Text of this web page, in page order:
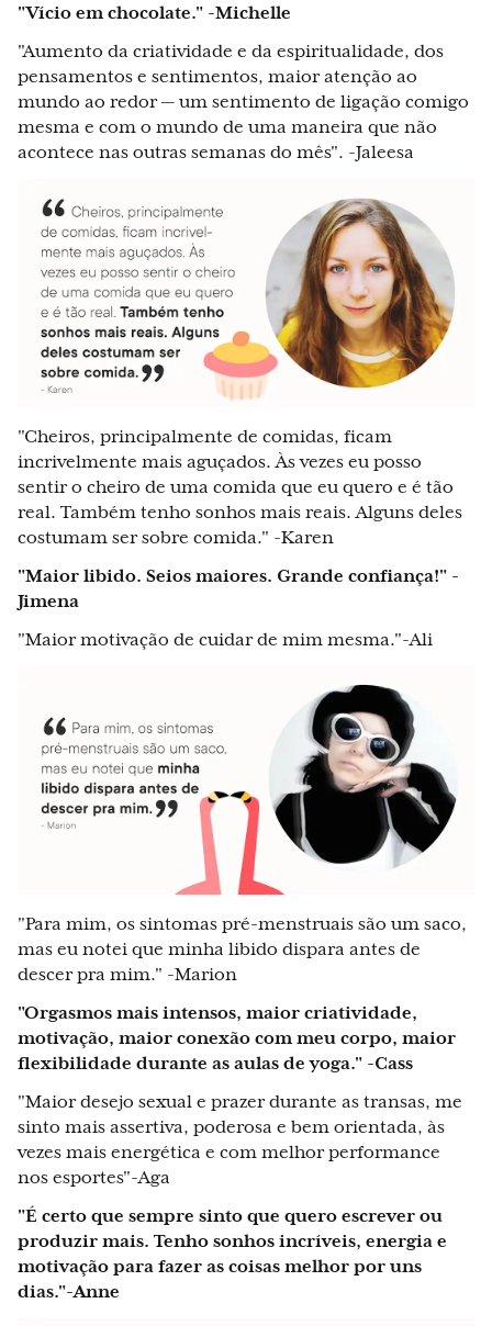
"Vício em chocolate." -Michelle
"Aumento da criatividade e da espiritualidade, dos
pensamentos e sentimentos, maior atenção ao
mundo ao redor — um sentimento de ligação comigo
mesma e com o mundo de uma maneira que não
acontece nas outras semanas do mês". -Jaleesa
"Cheiros, principalmente de comidas, ficam
incrivelmente mais aguçados. Às vezes eu posso
sentir o cheiro de uma comida que eu quero e é tão
real. Também tenho sonhos mais reais. Alguns deles
costumam ser sobre comida." -Karen
"Maior libido. Seios maiores. Grande confiança!" -
Jimena
"Maior motivação de cuidar de mim mesma."-Ali
"Para mim, os sintomas pré-menstruais são um saco,
mas eu notei que minha libido dispara antes de
descer pra mim." -Marion
"Orgasmos mais intensos, maior criatividade,
motivação, maior conexão com meu corpo, maior
flexibilidade durante as aulas de yoga." -Cass
"Maior desejo sexual e prazer durante as transas, me
sinto mais assertiva, poderosa e bem orientada, às
vezes mais energética e com melhor performance
nos esportes"-Aga
"É certo que sempre sinto que quero escrever ou
produzir mais. Tenho sonhos incríveis, energia e
motivação para fazer as coisas melhor por uns
dias."-Anne